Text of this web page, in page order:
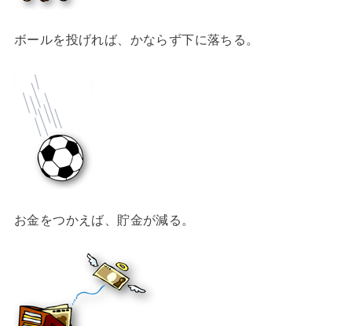
ボールを投げれば、かならず下に落ちる。
お金をつかえば、貯金が減る。